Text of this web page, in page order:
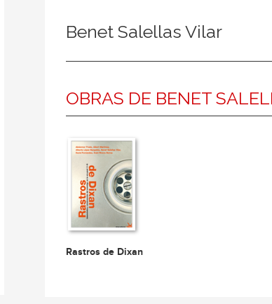
Benet Salellas Vilar
OBRAS DE BENET
Rastros de Dixan